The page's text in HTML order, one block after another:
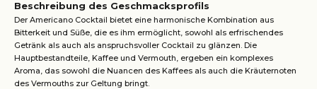
Beschreibung des Geschmacksprofils
Der Americano Cocktail bietet eine harmonische Kombination aus
Bitterkeit und Süße, die es ihm ermöglicht, sowohl als erfrischendes
Getränk als auch als anspruchsvoller Cocktail zu glänzen. Die
Hauptbestandteile, Kaffee und Vermouth, ergeben ein komplexes
Aroma, das sowohl die Nuancen des Kaffees als auch die Kräuternoten
des Vermouths zur Geltung bringt.